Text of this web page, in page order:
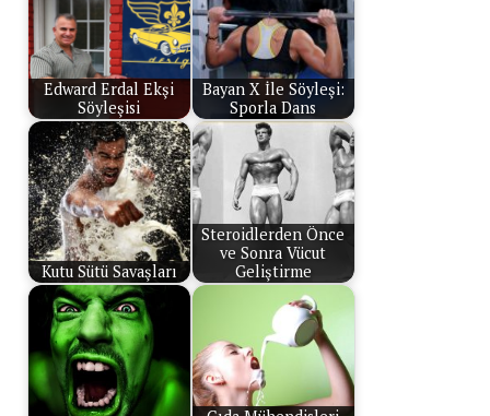
Edward Erdal Ekşi
Söyleşisi
Bayan X İle Söyleşi:
Sporla Dans
Kutu Sütü Savaşları
Steroidlerden Önce
ve Sonra Vücut
Geliştirme